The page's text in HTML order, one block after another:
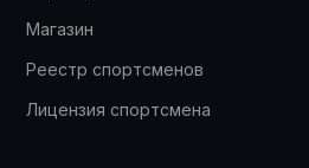
Магазин
Реестр спортсменов
Лицензия спортсмена